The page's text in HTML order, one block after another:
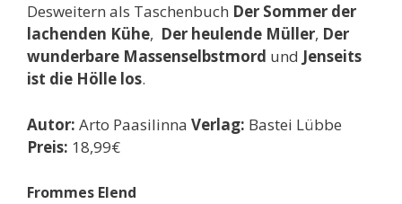
Desweitern als Taschenbuch Der Sommer der
lachenden Kühe, Der heulende Müller, Der
wunderbare Massenselbstmord und Jenseits
ist die Hölle los.
Autor: Arto Paasilinna Verlag: Bastei Lübbe
Preis: 18,99€
Frommes Elend